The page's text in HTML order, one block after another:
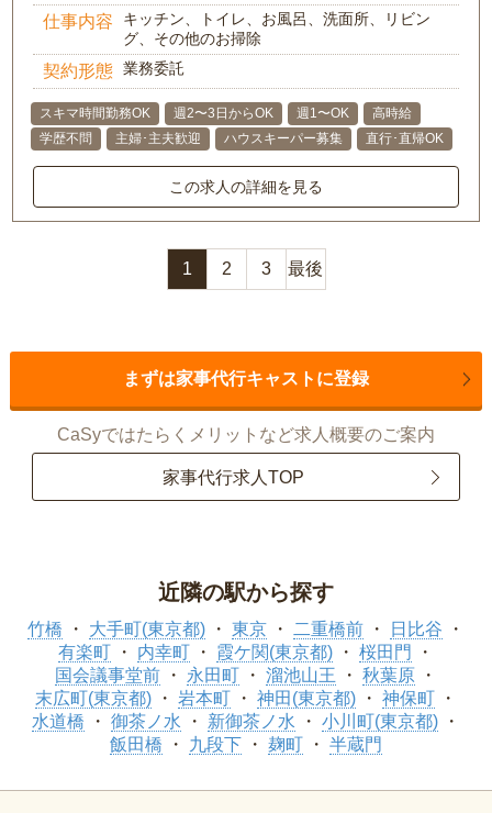
仕事内容
キッチン、トイレ、お風呂、洗面所、リビン
グ、その他のお掃除
契約形態 業務委託
スキマ時間勤務OK 週2〜3日からOK 週1〜OK
高時給
学歴不問
主婦･主夫歓迎 ハウスキーパー募集 直行･直帰OK
この求人の詳細を見る
1 2 3 最後
まずは家事代行キャストに登録
CaSyではたらくメリットなど求人概要のご案内
家事代行求人TOP
近隣の駅から探す
竹橋 大手町(東京都) 東京 二重橋前
日比谷
有楽町
内幸町 霞ケ関(東京都)
桜田門
国会議事堂前
永田町 溜池山王
秋葉原
末広町(東京都)
岩本町 神田(東京都)
神保町
水道橋
御茶ノ水 新御茶ノ水
小川町(東京都)
飯田橋
九段下 麹町 半蔵門